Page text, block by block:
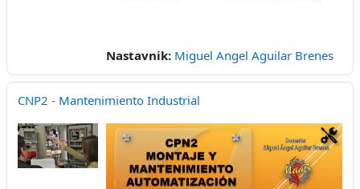
Nastavnik: Miguel Angel Aguilar Brenes
CNP2 - Mantenimiento Industrial